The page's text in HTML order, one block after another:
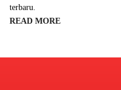
terbaru.
READ MORE